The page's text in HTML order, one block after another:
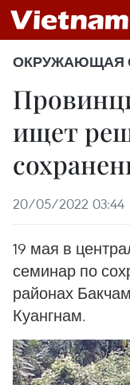
ОКРУЖАЮЩАЯ
ищет
20/05/2022 03:44
19 мая в
семинар по
районах
Куангнам.